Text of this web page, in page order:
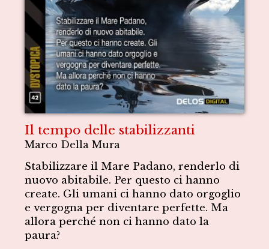
Il tempo delle stabilizzanti
Marco Della Mura
Stabilizzare il Mare Padano, renderlo di
nuovo abitabile. Per questo ci hanno
create. Gli umani ci hanno dato orgoglio
e vergogna per diventare perfette. Ma
allora perché non ci hanno dato la
paura?